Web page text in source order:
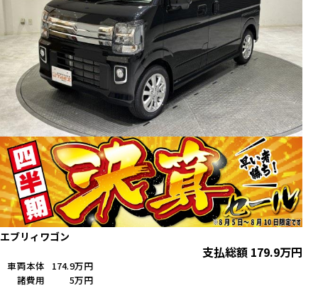
エブリィワゴン
支払総額 179.9万円
車両本体
174.9万円
諸費用
5万円